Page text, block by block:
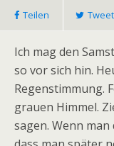
Teilen Tweet
Ich mag den
so vor sich hin.
Regenstimmung.
grauen Himmel.
sagen. Wenn